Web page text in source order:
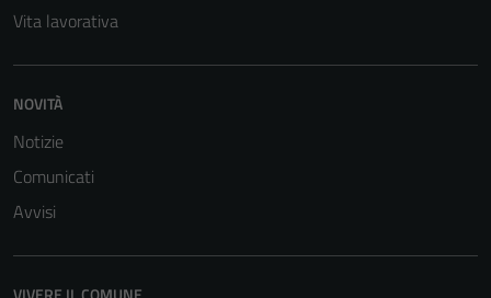
Vita lavorativa
NOVITÀ
Notizie
Comunicati
Avvisi